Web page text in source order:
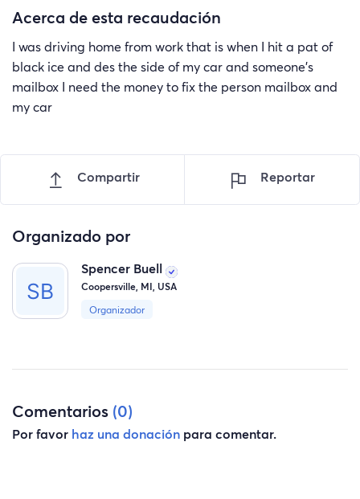
Acerca de esta recaudación
I was driving home from work that is when I hit a pat of
black ice and des the side of my car and someone’s
mailbox I need the money to fix the person mailbox and
my car
Compartir Reportar
Organizado por
Spencer Buell
Coopersville, MI, USA
Organizador
Comentarios (0)
Por favor haz una donación para comentar.